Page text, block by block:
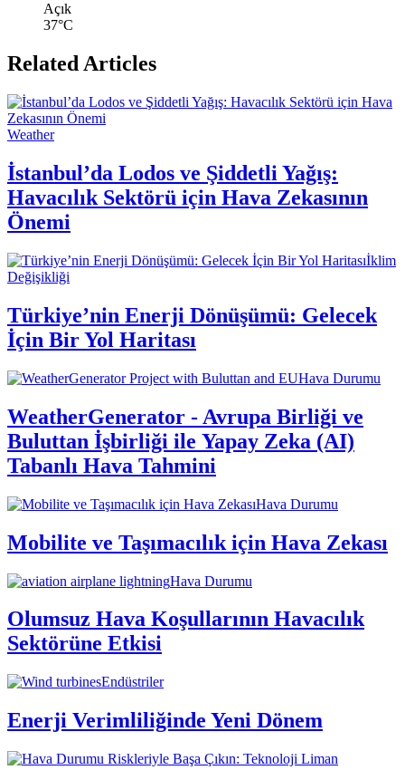
Açık
37°C
Related Articles
Weather
İstanbul’da Lodos ve Şiddetli Yağış:
Havacılık Sektörü için Hava Zekasının
Önemi
İklim
Değişikliği
Türkiye’nin Enerji Dönüşümü: Gelecek
İçin Bir Yol Haritası
Hava Durumu
WeatherGenerator - Avrupa Birliği ve
Buluttan İşbirliği ile Yapay Zeka (AI)
Tabanlı Hava Tahmini
Hava Durumu
Mobilite ve Taşımacılık için Hava Zekası
Hava Durumu
Olumsuz Hava Koşullarının Havacılık
Sektörüne Etkisi
Endüstriler
Enerji Verimliliğinde Yeni Dönem